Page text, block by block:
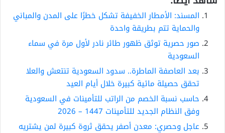
المسند: الأمطار الخفيفة تشكل خطرًا على المدن والمباني
والحماية تتم بطريقة واحدة
صور حصرية توثق ظهور طائر نادر لأول مرة في سماء
السعودية
بعد العاصفة الماطرة.. سدود السعودية تنتعش والعلا
تحقق حصيلة مائية كبيرة خلال أيام العيد
حاسب نسبة الخصم من الراتب للتأمينات في السعودية
وفق النظام الجديد للتأمينات 1447 – 2026
عاجل وحصري: معدن أصفر يحقق ثروة كبيرة لمن يشتريه